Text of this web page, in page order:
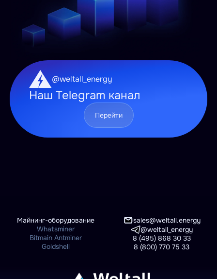
@weltall_energy
Наш Telegram канал
Перейти
Майнинг-оборудование
Whatsminer
Bitmain Antminer
Goldshell
sales@weltall.energy
@weltall_energy
8 (495) 868 30 33
8 (800) 770 75 33